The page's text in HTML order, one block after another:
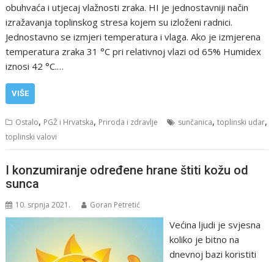
obuhvaća i utjecaj vlažnosti zraka. HI je jednostavniji način
izražavanja toplinskog stresa kojem su izloženi radnici.
Jednostavno se izmjeri temperatura i vlaga. Ako je izmjerena
temperatura zraka 31 °C pri relativnoj vlazi od 65% Humidex
iznosi 42 °C.…
VIŠE
Ostalo, PGŽ i Hrvatska, Priroda i zdravlje sunčanica,toplinski udar,
toplinski valovi
I konzumiranje određene hrane štiti kožu od
sunca
10. srpnja 2021. Goran Petretić
Većina ljudi je svjesna
koliko je bitno na
dnevnoj bazi koristiti